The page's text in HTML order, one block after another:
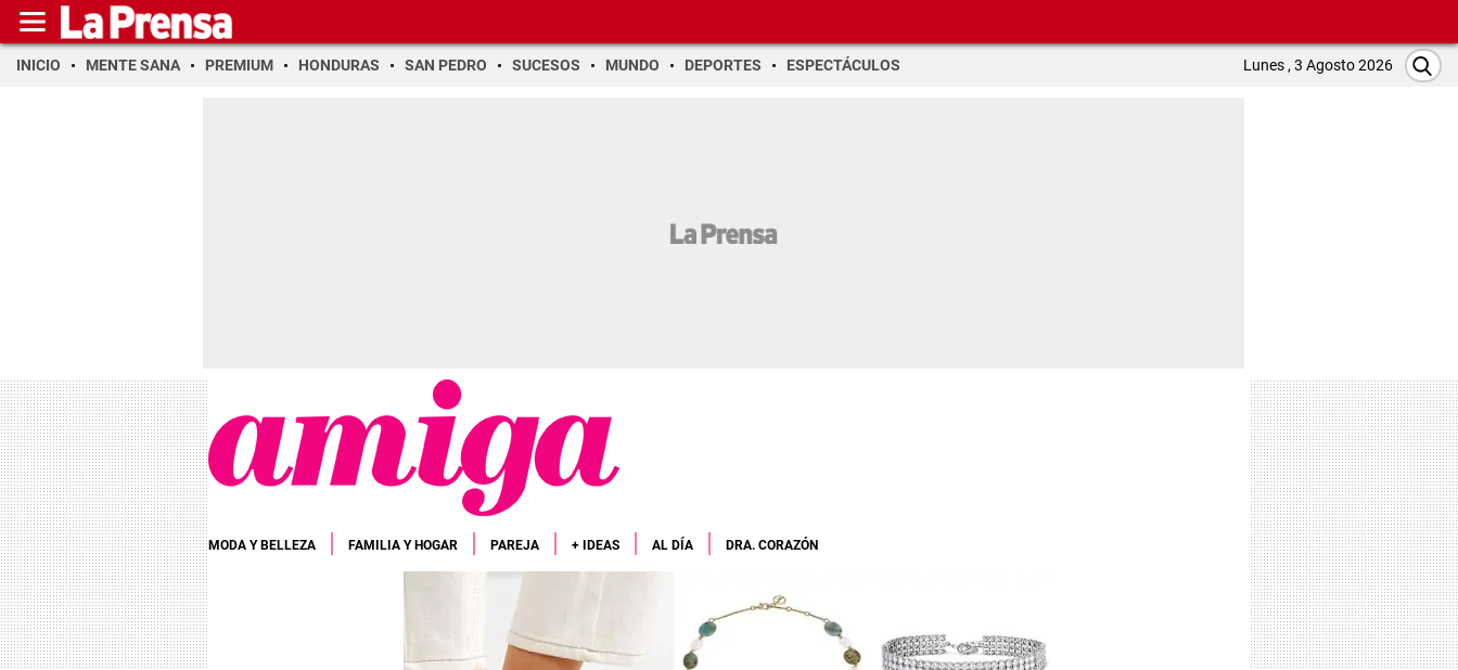
INICIO MENTE SANA PREMIUM HONDURAS SAN PEDRO SUCESOS MUNDO DEPORTES ESPECTÁCULOS Lunes , 3 Agosto 2026
MODA Y BELLEZA FAMILIA Y HOGAR PAREJA + IDEAS AL DÍA DRA. CORAZÓN